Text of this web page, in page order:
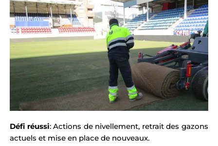
Défi réussi: Actions de nivellement, retrait des gazons
actuels et mise en place de nouveaux.